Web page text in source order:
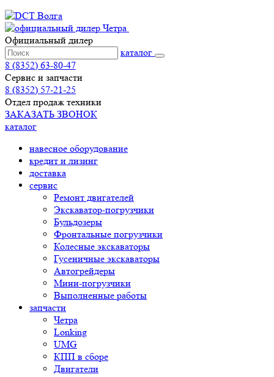
Официальный дилер
каталог
8 (8352) 63-80-47
Сервис и запчасти
8 (8352) 57-21-25
Отдел продаж техники
ЗАКАЗАТЬ ЗВОНОК
каталог
навесное оборудование
кредит и лизинг
доставка
сервис
Ремонт двигателей
Экскаватор-погрузчики
Бульдозеры
Фронтальные погрузчики
Колесные экскаваторы
Гусеничные экскаваторы
Автогрейдеры
Мини-погрузчики
Выполненные работы
запчасти
Четра
Lonking
UMG
КПП в сборе
Двигатели